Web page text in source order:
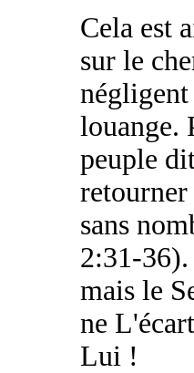
Cela est
sur le
louange.
peuple
sans
2:31-36).
mais le
ne
Lui !